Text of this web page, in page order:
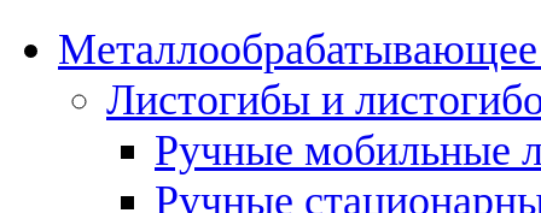
Металлообрабатывающее
Листогибы и
Ручные мобильные
Ручные